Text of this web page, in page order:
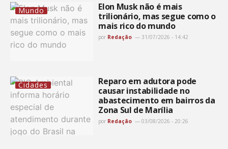
Mundo
Elon Musk não é mais
trilionário, mas segue como o
mais rico do mundo
por Redação 31/07/2026 - 14:42
Cidades
Reparo em adutora pode
causar instabilidade no
abastecimento em bairros da
Zona Sul de Marília
por Redação 03/08/2026 - 20:26